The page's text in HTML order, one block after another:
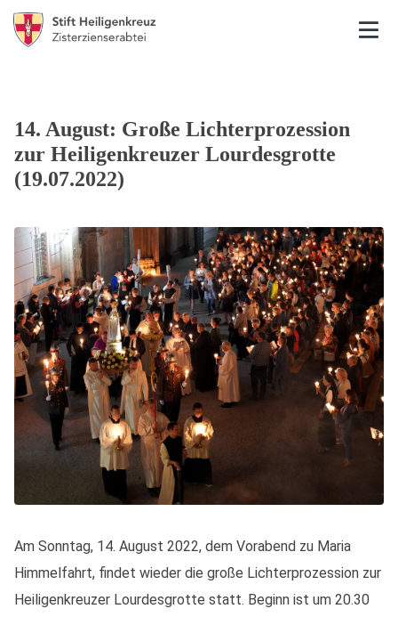
14. August: Große Lichterprozession
zur Heiligenkreuzer Lourdesgrotte
(19.07.2022)
Am Sonntag, 14. August 2022, dem Vorabend zu Maria
Himmelfahrt, findet wieder die große Lichterprozession zur
Heiligenkreuzer Lourdesgrotte statt. Beginn ist um 20.30